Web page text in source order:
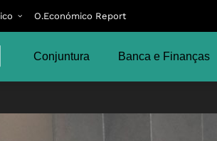
O.Económico Report
Conjuntura Banca e Finanças